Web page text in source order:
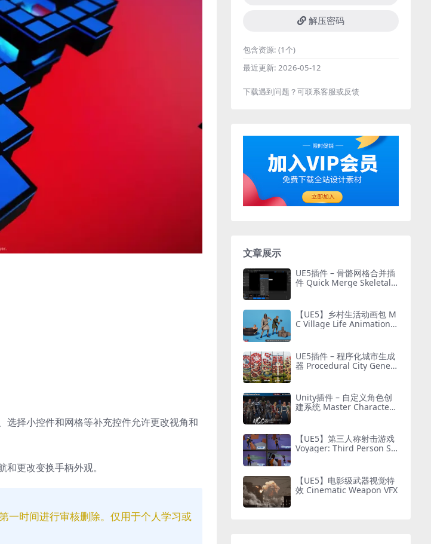
选择小控件和网格等补充控件允许更改视角和
更改变换手柄外观。
一时间进行审核删除。仅用于个人学习或
解压密码
包含资源: (1个)
最近更新: 2026-05-12
下载遇到问题？可联系客服或反馈
文章展示
UE5插件 – 骨骼网格合并插
件 Quick Merge Skeletal
【UE5】乡村生活动画包 M
C Village Life Animation P
UE5插件 – 程序化城市生成
器 Procedural City Genera
Unity插件 – 自定义角色创
建系统 Master Character
【UE5】第三人称射击游戏
Voyager: Third Person Sh
【UE5】电影级武器视觉特
效 Cinematic Weapon VFX